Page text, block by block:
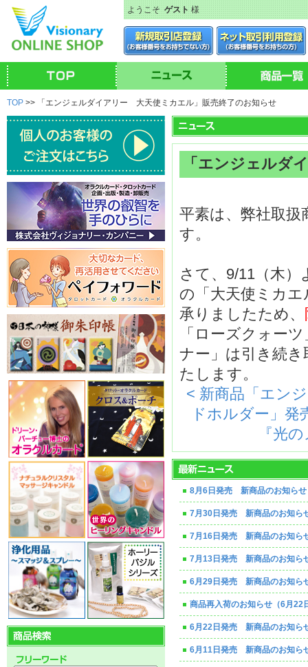
ようこそゲスト様
TOP >> 「エンジェルダイアリー 大天使ミカエル」販売終了のお知らせ
「エンジェルダ
平素は、弊社取
す。
さて、9/11（木
の「大天使ミカ
承りましたため、
「ローズクォー
ナー」は引き続
たします。
< 新商品「エン
ドホルダー」発
『光
8月6日発売 新商品のお知らせ
7月30日発売 新商品のお知ら
7月16日発売 新商品のお知ら
7月13日発売 新商品のお知ら
6月29日発売 新商品のお知ら
商品再入荷のお知らせ（6月22
6月22日発売 新商品のお知ら
6月11日発売 新商品のお知ら